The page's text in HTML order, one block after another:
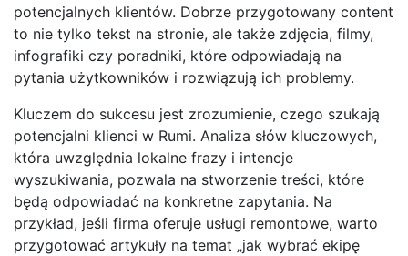
potencjalnych klientów. Dobrze przygotowany content
to nie tylko tekst na stronie, ale także zdjęcia, filmy,
infografiki czy poradniki, które odpowiadają na
pytania użytkowników i rozwiązują ich problemy.
Kluczem do sukcesu jest zrozumienie, czego szukają
potencjalni klienci w Rumi. Analiza słów kluczowych,
która uwzględnia lokalne frazy i intencje
wyszukiwania, pozwala na stworzenie treści, które
będą odpowiadać na konkretne zapytania. Na
przykład, jeśli firma oferuje usługi remontowe, warto
przygotować artykuły na temat „jak wybrać ekipę